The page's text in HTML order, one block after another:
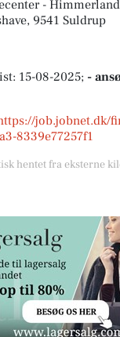
-
9541 Suldrup
15-08-2025; -
job.jobnet.dk/
8339e77257f1
hentet fra eksterne